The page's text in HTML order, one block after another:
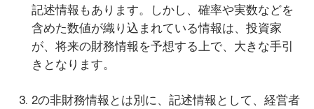
記述情報もあります。しかし、確率や実数などを
含めた数値が織り込まれている情報は、投資家
が、将来の財務情報を予想する上で、大きな手引
きとなります。
2の非財務情報とは別に、記述情報として、経営者